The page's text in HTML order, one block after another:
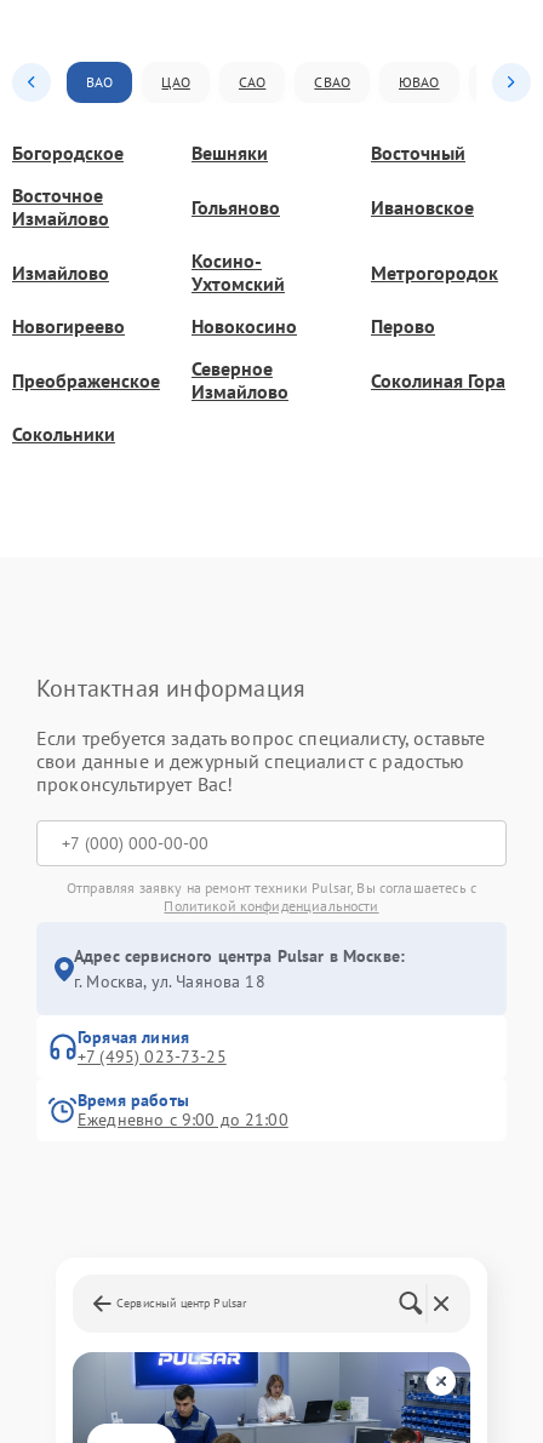
ВАО ЦАО САО СВАО ЮВАО ЮАО
Богородское Вешняки
Восточный
Восточное
Измайлово
Гольяново Ивановское
Измайлово
Косино-
Ухтомский
Метрогородок
Новогиреево Новокосино Перово
Преображенское
Северное
Измайлово
Соколиная Гора
Сокольники
Контактная информация
Если требуется задать вопрос специалисту, оставьте
свои данные и дежурный специалист с радостью
проконсультирует Вас!
Отправляя заявку на ремонт техники Pulsar, Вы соглашаетесь с
Политикой конфиденциальности
Адрес сервисного центра Pulsar в Москве:
г. Москва, ул. Чаянова 18
Горячая линия
+7 (495) 023-73-25
Время работы
Ежедневно с 9:00 до 21:00
Сервисный центр Pulsar